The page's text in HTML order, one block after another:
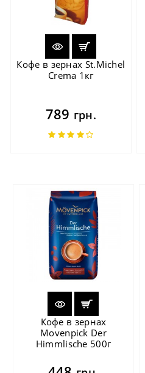
Кофе в зернах St.Michel
Crema 1кг
789 грн.
Кофе в зернах
Movenpick Der
Himmlische 500г